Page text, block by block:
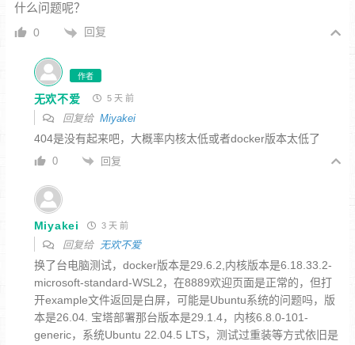
什么问题呢？
0 回复
作者
无欢不爱 5 天 前
回复给 Miyakei
404是没有起来吧，大概率内核太低或者docker版本太低了
0 回复
Miyakei 3 天 前
回复给 无欢不爱
换了台电脑测试，docker版本是29.6.2,内核版本是6.18.33.2-
microsoft-standard-WSL2，在8889欢迎页面是正常的，但打
开example文件返回是白屏，可能是Ubuntu系统的问题吗，版
本是26.04. 宝塔部署那台版本是29.1.4，内核6.8.0-101-
generic，系统Ubuntu 22.04.5 LTS，测试过重装等方式依旧是